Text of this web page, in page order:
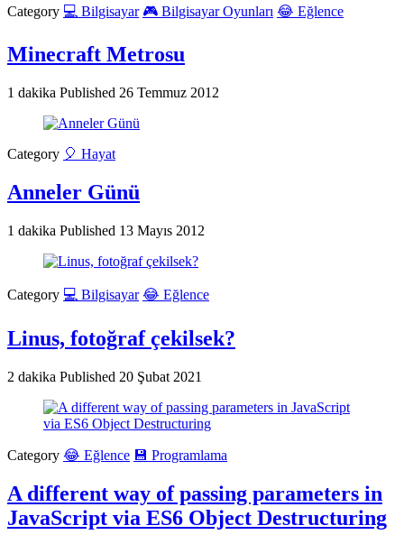
Category 💻 Bilgisayar 🎮 Bilgisayar Oyunları 😂 Eğlence
Minecraft Metrosu
1 dakika Published 26 Temmuz 2012
Category 🎈 Hayat
Anneler Günü
1 dakika Published 13 Mayıs 2012
Category 💻 Bilgisayar 😂 Eğlence
Linus, fotoğraf çekilsek?
2 dakika Published 20 Şubat 2021
Category 😂 Eğlence 💾 Programlama
A different way of passing parameters in
JavaScript via ES6 Object Destructuring